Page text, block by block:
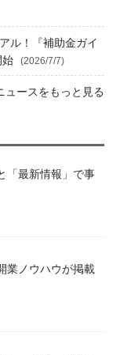
ル！『補助金ガイ
始
(2026/7/7)
ュースをもっと見る
「最新情報」で事
業ノウハウが掲載